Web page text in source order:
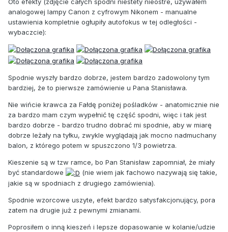
analogowej lampy Canon z cyfrowym Nikonem - manualne
ustawienia kompletnie ogłupiły autofokus w tej odległości -
wybaczcie):
Spodnie wyszły bardzo dobrze, jestem bardzo zadowolony tym
bardziej, że to pierwsze zamówienie u Pana Stanisława.
Nie wińcie krawca za Fałdę poniżej pośladków - anatomicznie nie
za bardzo mam czym wypełnić tę część spodni, więc i tak jest
bardzo dobrze - bardzo trudno dobrać mi spodnie, aby w miarę
dobrze leżały na tyłku, zwykle wyglądają jak mocno nadmuchany
balon, z którego potem w spuszczono 1/3 powietrza.
Kieszenie są w tzw ramce, bo Pan Stanisław zapomniał, że miały
być standardowe
(nie wiem jak fachowo nazywają się takie,
jakie są w spodniach z drugiego zamówienia).
Spodnie wzorcowe uszyte, efekt bardzo satysfakcjonujący, pora
zatem na drugie już z pewnymi zmianami.
Poprosiłem o inną kieszeń i lepsze dopasowanie w kolanie/udzie